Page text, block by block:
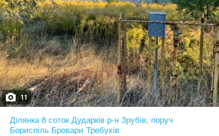
система відеоспостереження (8 ТБ) • віддалений доступ до
камер Додаткові переваги: • засклена веранда зі знімною
еластомерною плівкою • нові сходи (метал + дерево) • навіс на
2 автомобілі • бетонований заїзд • 2 погреби для зберігання
продуктів • повний комплект меблів і побутової техніки • власний
спортивний зал Головні переваги будинку ~автономна
енергосистема ~екологічні матеріали
11
Ділянка 8 соток Дударків р-н Зрубів, поруч
Бориспіль Бровари Требухів